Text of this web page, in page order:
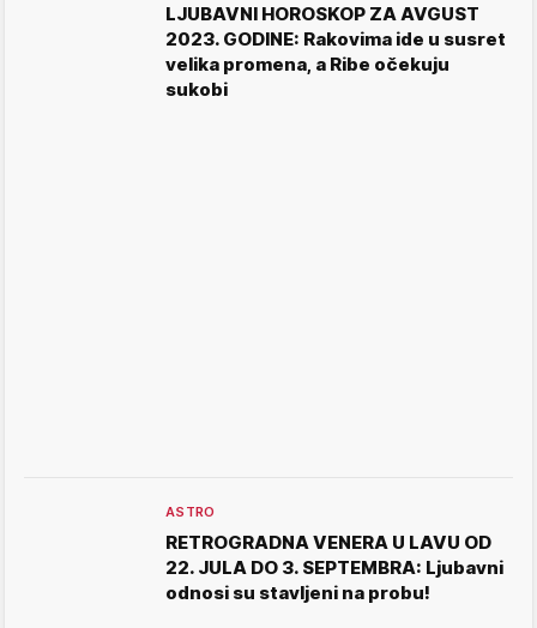
LJUBAVNI HOROSKOP ZA AVGUST
2023. GODINE: Rakovima ide u susret
velika promena, a Ribe očekuju
sukobi
ASTRO
RETROGRADNA VENERA U LAVU OD
22. JULA DO 3. SEPTEMBRA: Ljubavni
odnosi su stavljeni na probu!